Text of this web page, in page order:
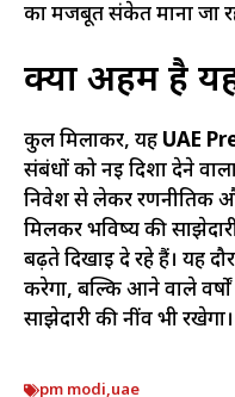
का मजबूत संकेत माना जा
क्यों अहम है यह
कुल मिलाकर, यह UAE
संबंधों को नई दिशा देने
निवेश से लेकर रणनीतिक
मिलकर भविष्य की
बढ़ते दिखाई दे रहे हैं। यह
करेगा, बल्कि आने वाले
साझेदारी की नींव भी रखेगा।
pm modi,uae